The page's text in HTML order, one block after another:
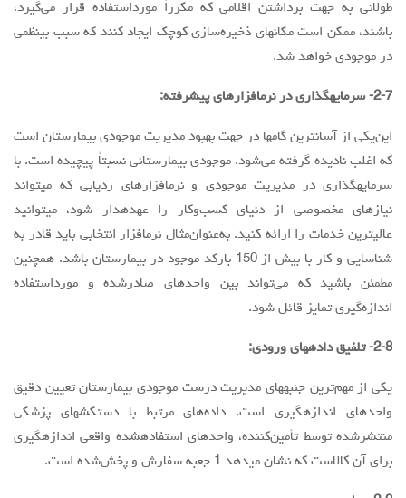
طولانی به جهت برداشتن اقلامی که مکرراً مورداستفاده قرار می‌گیرد،
باشند، ممکن است مکانهای ذخیره‌سازی کوچک ایجاد کنند که سبب بینظمی
در موجودی خواهد شد.
2-7- سرمایهگذاری در نرمافزارهای پیشرفته:
این‌یکی از آسانترین گامها در جهت بهبود مدیریت موجودی بیمارستان است
که اغلب نادیده گرفته می‌شود. موجودی بیمارستانی نسبتاً پیچیده است. با
سرمایهگذاری در مدیریت موجودی و نرمافزارهای ردیابی که میتواند
نیازهای مخصوصی از دنیای کسب‌وکار را عهدهدار شود، میتوانید
عالیترین خدمات را ارائه کنید. به‌عنوان‌مثال نرمافزار انتخابی باید قادر به
شناسایی و کار با بیش از 150 بارکد موجود در بیمارستان باشد. همچنین
مطمئن باشید که می‌تواند بین واحدهای صادرشده و مورداستفاده
اندازه‌گیری تمایز قائل شود.
2-8- تلفیق دادههای ورودی:
یکی از مهم‌ترین جنبههای مدیریت درست موجودی بیمارستان تعیین دقیق
واحدهای اندازهگیری است. داده‌های مرتبط با دستکشهای پزشکی
منتشرشده توسط تأمین‌کننده، واحدهای استفادهشده واقعی اندازهگیری
برای آن کالاست که نشان میدهد 1 جعبه سفارش و پخش‌شده است.